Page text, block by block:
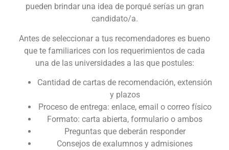
pueden brindar una idea de porqué serías un gran
candidato/a.
Antes de seleccionar a tus recomendadores es bueno
que te familiarices con los requerimientos de cada
una de las universidades a las que postules:
Cantidad de cartas de recomendación, extensión
y plazos
Proceso de entrega: enlace, email o correo físico
Formato: carta abierta, formulario o ambos
Preguntas que deberán responder
Consejos de exalumnos y admisiones